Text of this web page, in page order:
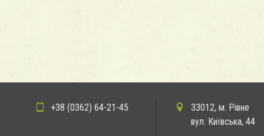
+38 (0362) 64-21-45
33012, м. Рівне
вул. Київська, 44